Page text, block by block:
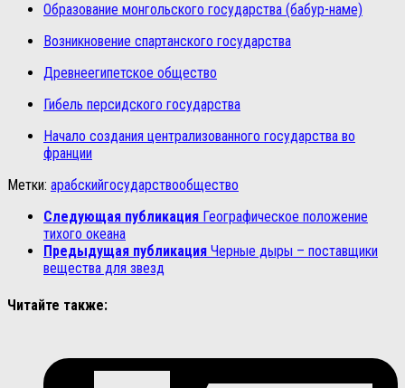
Образование монгольского государства (бабур-наме)
Возникновение спартанского государства
Древнеегипетское общество
Гибель персидского государства
Начало создания централизованного государства во
франции
Метки: арабскийгосударствообщество
Следующая публикация Географическое положение
тихого океана
Предыдущая публикация Черные дыры – поставщики
вещества для звезд
Читайте также: